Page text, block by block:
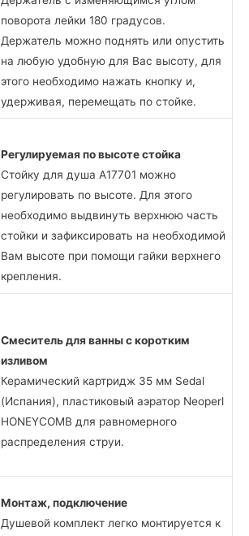
поворота лейки 180 градусов.
Держатель можно поднять или опустить
на любую удобную для Вас высоту, для
этого необходимо нажать кнопку и,
удерживая, перемещать по стойке.
Регулируемая по высоте стойка
Стойку для душа А17701 можно
регулировать по высоте. Для этого
необходимо выдвинуть верхнюю часть
стойки и зафиксировать на необходимой
Вам высоте при помощи гайки верхнего
крепления.
Смеситель для ванны с коротким
изливом
Керамический картридж 35 мм Sedal
(Испания), пластиковый аэратор Neoperl
HONEYCOMB для равномерного
распределения струи.
Монтаж, подключение
Душевой комплект легко монтируется к